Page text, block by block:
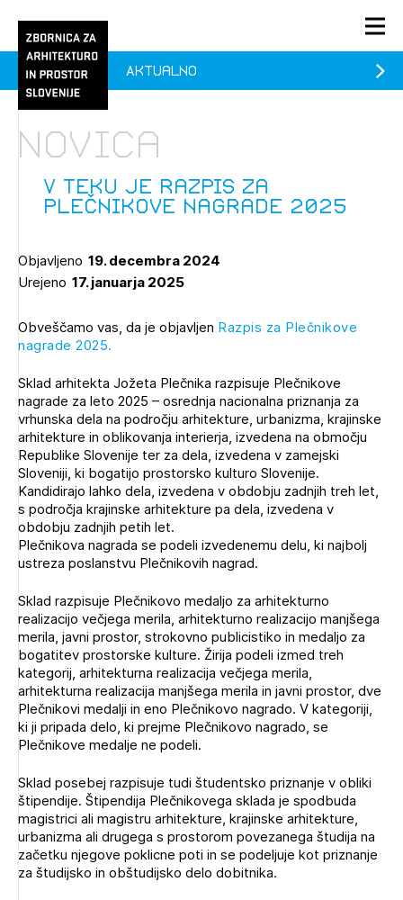
PRIJAVA
Članstvo
Praksa
O ZAPS
1/1
Pozdravljeni
PRIJAVITE SE
POZABLJENO GESLO
REGISTRIRAJTE SE
V teku je razpis za
Plečnikove nagrade 2025
Novica
Aktualno
Objavljeno 19. decembra 2024
Urejeno 17. januarja 2025
Obveščamo vas, da je objavljen Razpis za Plečnikove
nagrade 2025.
Sklad arhitekta Jožeta Plečnika razpisuje Plečnikove
nagrade za leto 2025 – osrednja nacionalna priznanja za
vrhunska dela na področju arhitekture, urbanizma, krajinske
arhitekture in oblikovanja interierja, izvedena na območju
Republike Slovenije ter za dela, izvedena v zamejski
Sloveniji, ki bogatijo prostorsko kulturo Slovenije.
Kandidirajo lahko dela, izvedena v obdobju zadnjih treh let,
s področja krajinske arhitekture pa dela, izvedena v
obdobju zadnjih petih let.
Plečnikova nagrada se podeli izvedenemu delu, ki najbolj
ustreza poslanstvu Plečnikovih nagrad.
Sklad razpisuje Plečnikovo medaljo za arhitekturno
realizacijo večjega merila, arhitekturno realizacijo manjšega
merila, javni prostor, strokovno publicistiko in medaljo za
bogatitev prostorske kulture. Žirija podeli izmed treh
kategorij, arhitekturna realizacija večjega merila,
arhitekturna realizacija manjšega merila in javni prostor, dve
Plečnikovi medalji in eno Plečnikovo nagrado. V kategoriji,
ki ji pripada delo, ki prejme Plečnikovo nagrado, se
Plečnikove medalje ne podeli.
Sklad posebej razpisuje tudi študentsko priznanje v obliki
štipendije. Štipendija Plečnikovega sklada je spodbuda
magistrici ali magistru arhitekture, krajinske arhitekture,
urbanizma ali drugega s prostorom povezanega študija na
začetku njegove poklicne poti in se podeljuje kot priznanje
za študijsko in obštudijsko delo dobitnika.
1/2
Prijava na novičnik
Novičnike. Označite svojo izbiro.
Novičnike vam bomo pošiljali na vaš elektronski naslov.
Novičnik izobraževanj
Novičnik natečajev
Tedenski novičnik javnih naročil
Dnevne medijske objave